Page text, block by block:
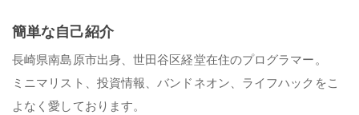
簡単な自己紹介
長崎県南島原市出身、世田谷区経堂在住のプログラマー。
ミニマリスト、投資情報、バンドネオン、ライフハックをこ
よなく愛しております。